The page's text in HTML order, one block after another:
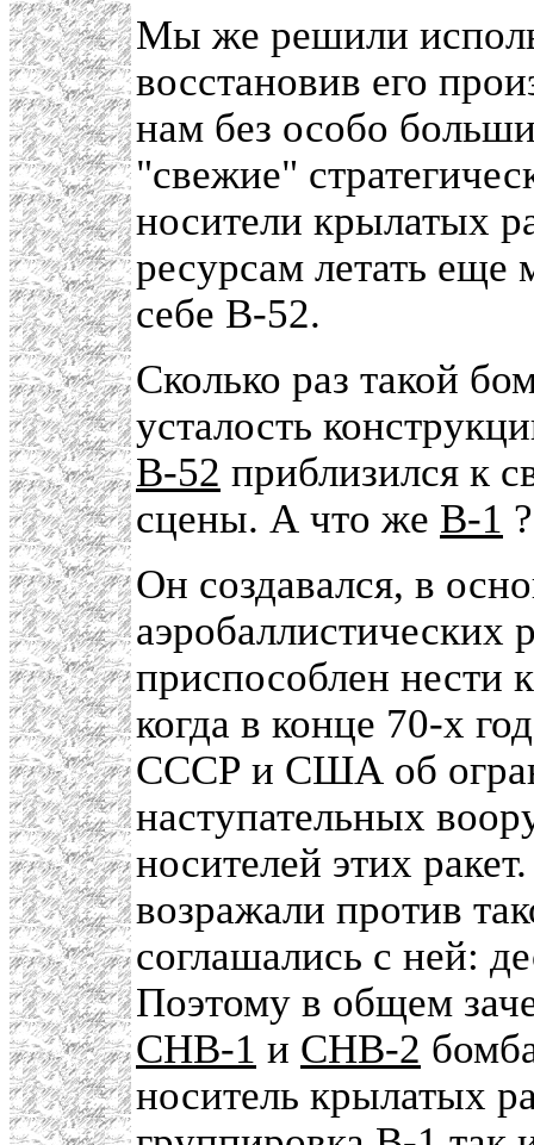
Мы же решили
восстановив его
нам без особо
"свежие"
носители крылатых
ресурсам летать еще
себе В-52.
Сколько раз такой
усталость
В-52 приблизился к
сцены. А что же В-1 ?
Он создавался, в
аэробаллистических
приспособлен нести
когда в конце 70-х
СССР и США об
наступательных
носителей этих
возражали против
соглашались с ней:
Поэтому в общем
СНВ-1 и СНВ-2
носитель крылатых